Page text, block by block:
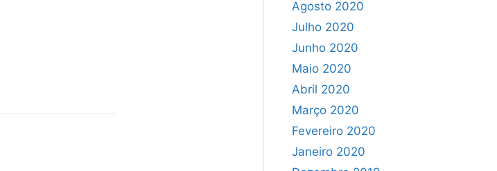
Agosto 2020
Julho 2020
Junho 2020
Maio 2020
Abril 2020
Março 2020
Fevereiro 2020
Janeiro 2020